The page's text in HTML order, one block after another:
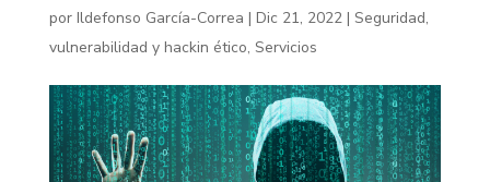
por Ildefonso García-Correa | Dic 21, 2022| Seguridad,
vulnerabilidad y hackin ético, Servicios